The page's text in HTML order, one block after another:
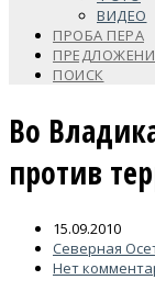
ВИДЕО
ПРОБА ПЕРА
ПОИСК
Во
против
15.09.2010
Северная
Нет